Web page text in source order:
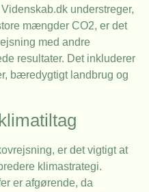
understreger,
mængder CO2, er det
med andre
resultater. Det inkluderer
bæredygtigt landbrug og
er det vigtigt at
klimastrategi.
er afgørende, da